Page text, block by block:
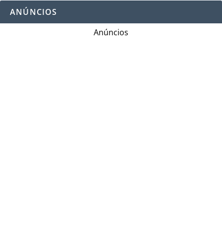
ANÚNCIOS
Anúncios